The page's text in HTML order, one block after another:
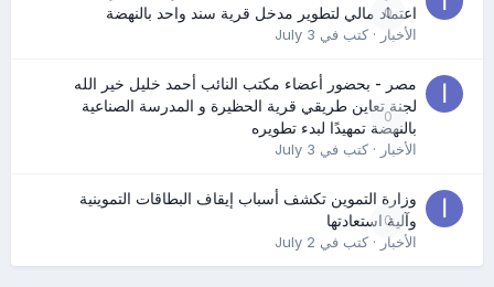
0
اعتماد مالي لتطوير مدخل قرية سند واحد بالنهضة
الأخبار· كتب في July 3
0
مصر - بحضور أعضاء مكتب النائب أحمد خليل خير الله
لجنة تعاين طريقي قرية الحظيرة و المدرسة الصناعية
بالنهضة تمهيدًا لبدء تطويره
الأخبار· كتب في July 3
0
وزارة التموين تكشف أسباب إيقاف البطاقات التموينية
وآلية استعادتها
الأخبار· كتب في July 2